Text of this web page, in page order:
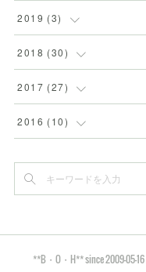
(1
(2
(1)
(1)
(1
(1)
(1)
( 1 )
(1)
2019 (3)
(1)
(1)
(1)
2018 (30)
(4)
(3)
( 12)
2017 (27)
(1)
16)
(2
2016 (10)
(1
**B・O・H** since 2009-05-